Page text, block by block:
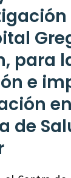
para
e
de